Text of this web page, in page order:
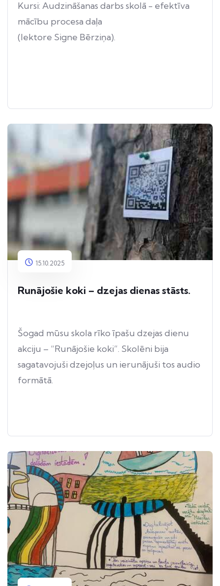
Kursi: Audzināšanas darbs skolā - efektīva
mācību procesa daļa
(lektore Signe Bērziņa).
15.10.2025
Runājošie koki – dzejas dienas stāsts.
Šogad mūsu skola rīko īpašu dzejas dienu
akciju – “Runājošie koki”. Skolēni bija
sagatavojuši dzejoļus un ierunājuši tos audio
formātā.